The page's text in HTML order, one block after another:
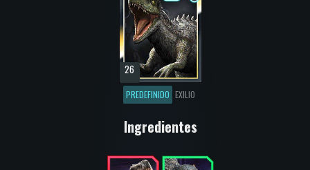
26
PREDEFINIDO EXILIO
Ingredientes